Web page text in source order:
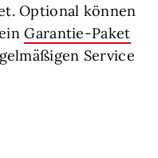
Optional können
Garantie-Paket
Service